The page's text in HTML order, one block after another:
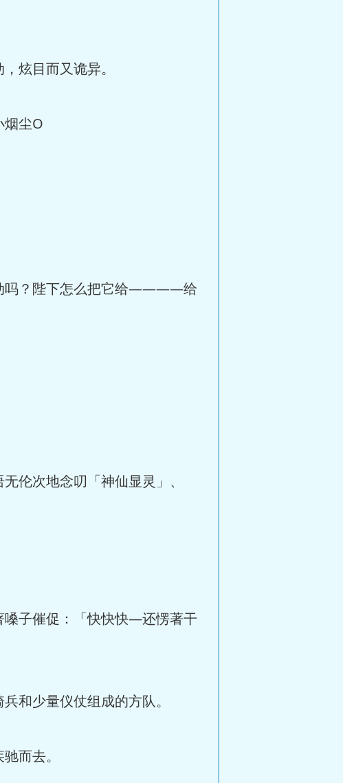
炫目而又诡异。
烟尘O
吗？陛下怎么把它给————给
伦次地念叨「神仙显灵」、
子催促：「快快快—还愣著干
和少量仪仗组成的方队。
而去。